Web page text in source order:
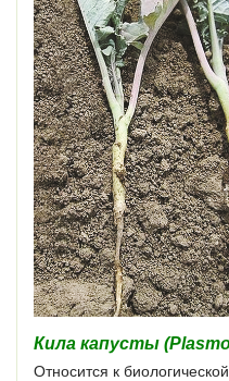
Кила капусты
Относится к